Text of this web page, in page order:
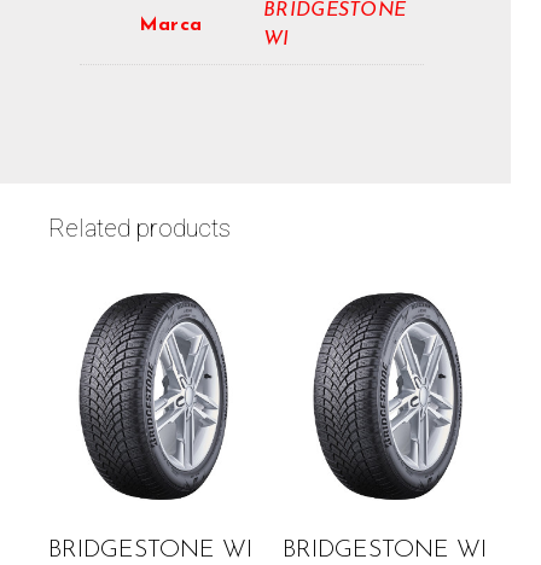
Marca
BRIDGESTONE
WI
Related products
BRIDGESTONE WI BRIDGESTONE WI